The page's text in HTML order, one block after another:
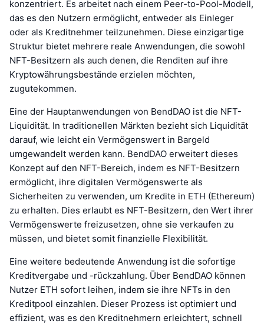
konzentriert. Es arbeitet nach einem Peer-to-Pool-Modell,
das es den Nutzern ermöglicht, entweder als Einleger
oder als Kreditnehmer teilzunehmen. Diese einzigartige
Struktur bietet mehrere reale Anwendungen, die sowohl
NFT-Besitzern als auch denen, die Renditen auf ihre
Kryptowährungsbestände erzielen möchten,
zugutekommen.
Eine der Hauptanwendungen von BendDAO ist die NFT-
Liquidität. In traditionellen Märkten bezieht sich Liquidität
darauf, wie leicht ein Vermögenswert in Bargeld
umgewandelt werden kann. BendDAO erweitert dieses
Konzept auf den NFT-Bereich, indem es NFT-Besitzern
ermöglicht, ihre digitalen Vermögenswerte als
Sicherheiten zu verwenden, um Kredite in ETH (Ethereum)
zu erhalten. Dies erlaubt es NFT-Besitzern, den Wert ihrer
Vermögenswerte freizusetzen, ohne sie verkaufen zu
müssen, und bietet somit finanzielle Flexibilität.
Eine weitere bedeutende Anwendung ist die sofortige
Kreditvergabe und -rückzahlung. Über BendDAO können
Nutzer ETH sofort leihen, indem sie ihre NFTs in den
Kreditpool einzahlen. Dieser Prozess ist optimiert und
effizient, was es den Kreditnehmern erleichtert, schnell